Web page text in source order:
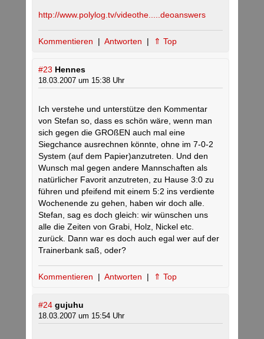
http://www.polylog.tv/videothe.....deoanswers
Kommentieren | Antworten | ⇑ Top
#23 Hennes
18.03.2007 um 15:38 Uhr
Ich verstehe und unterstütze den Kommentar
von Stefan so, dass es schön wäre, wenn man
sich gegen die GROßEN auch mal eine
Siegchance ausrechnen könnte, ohne im 7-0-2
System (auf dem Papier)anzutreten. Und den
Wunsch mal gegen andere Mannschaften als
natürlicher Favorit anzutreten, zu Hause 3:0 zu
führen und pfeifend mit einem 5:2 ins verdiente
Wochenende zu gehen, haben wir doch alle.
Stefan, sag es doch gleich: wir wünschen uns
alle die Zeiten von Grabi, Holz, Nickel etc.
zurück. Dann war es doch auch egal wer auf der
Trainerbank saß, oder?
Kommentieren | Antworten | ⇑ Top
#24 gujuhu
18.03.2007 um 15:54 Uhr